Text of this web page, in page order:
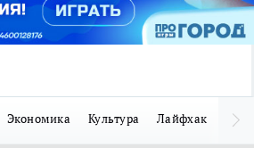
Экономика Культура Лайфхак